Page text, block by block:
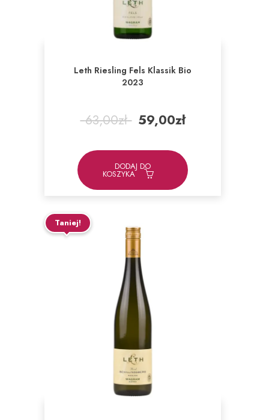
Leth Riesling Fels Klassik Bio
2023
63,00zł Pierwotna
wynosiła:
63,00zł.
59,00złAktualna
59,00zł.
DODAJ DO
KOSZYKA
Taniej!